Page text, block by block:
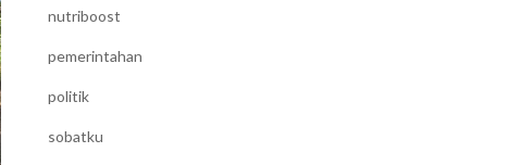
nutriboost
pemerintahan
politik
sobatku